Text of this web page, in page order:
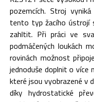
pozemcích. Stroj
tento typ žacího ústrojí
zahltit. Při práci ve
podmáčených loukách
rovinách možnost
jednoduše doplnit o více
které jsou vyobrazené v
díky hydrostatické